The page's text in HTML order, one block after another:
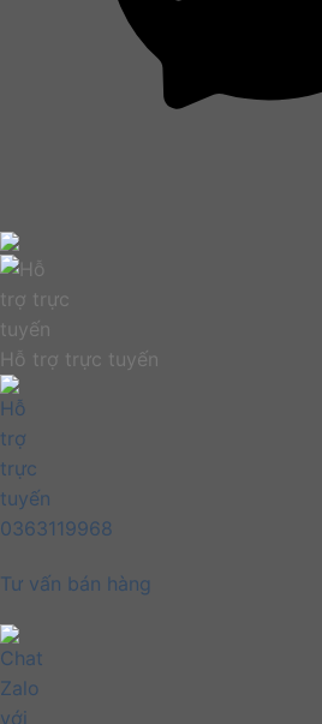
Hỗ trợ trực tuyến
0363119968
Tư vấn bán hàng